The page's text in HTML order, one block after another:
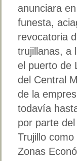
anunciara
funesta,
revocatoria
trujillanas, a
el puerto de
del Central
de la
todavía
por parte
Trujillo
Zonas